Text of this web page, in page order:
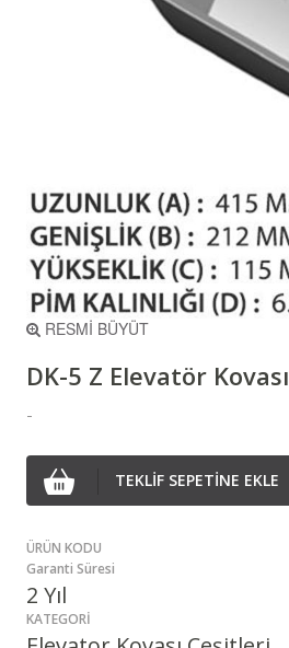
RESMİ BÜYÜT
DK-5 Z Elevatör Kovası
-
TEKLİF SEPETİNE EKLE
ÜRÜN KODU
Garanti Süresi
2 Yıl
KATEGORİ